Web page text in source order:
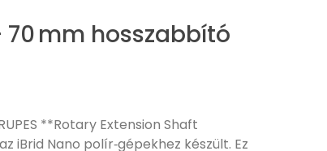
70 mm hosszabbító
**Rotary Extension Shaft
iBrid Nano polír‑gépekhez készült. Ez